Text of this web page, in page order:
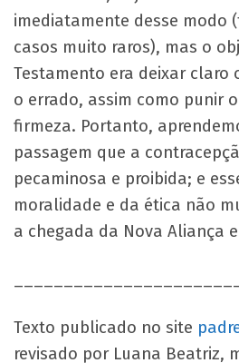
imediatamente desse modo
casos muito raros), mas o
Testamento era deixar claro
o errado, assim como punir
firmeza. Portanto,
passagem que a
pecaminosa e proibida; e
moralidade e da ética não
a chegada da Nova Aliança
Texto publicado no site
revisado por Luana Beatriz,